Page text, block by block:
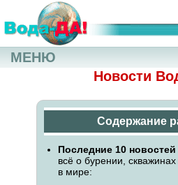
Новости
Содержание
Последние 10 новостей
всё о бурении,
в мире:
МЕНЮ